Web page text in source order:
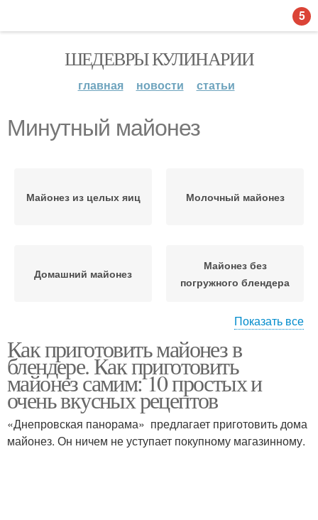
ШЕДЕВРЫ КУЛИНАРИИ
главная новости статьи
Минутный майонез
Майонез из целых яиц Молочный майонез
Домашний майонез
Майонез без
погружного блендера
условиях
классическому рецепту
Майонез с уксусом
Майонез в блендере-
чаше
Показать все
Как приготовить майонез в
блендере. Как приготовить
майонез самим: 10 простых и
очень вкусных рецептов
«Днепровская панорама» предлагает приготовить дома
майонез. Он ничем не уступает покупному магазинному.
5